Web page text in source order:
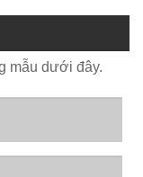
mẫu dưới đây.